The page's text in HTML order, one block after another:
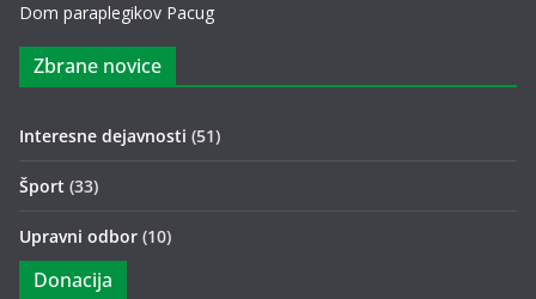
Dom paraplegikov Pacug
Zbrane novice
Interesne dejavnosti (51)
Šport (33)
Upravni odbor (10)
Donacija